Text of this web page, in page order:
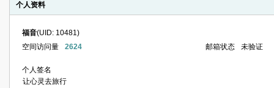
个人资料
福音(UID: 10481)
空间访问量
2624 邮箱状态 未验证
个人签名
让心灵去旅行